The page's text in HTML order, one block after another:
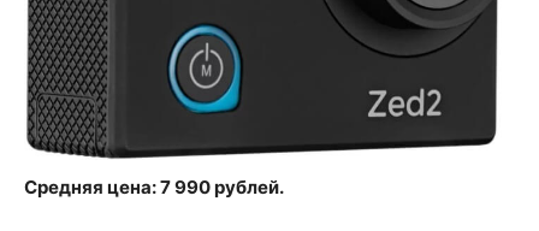
Средняя цена: 7 990 рублей.